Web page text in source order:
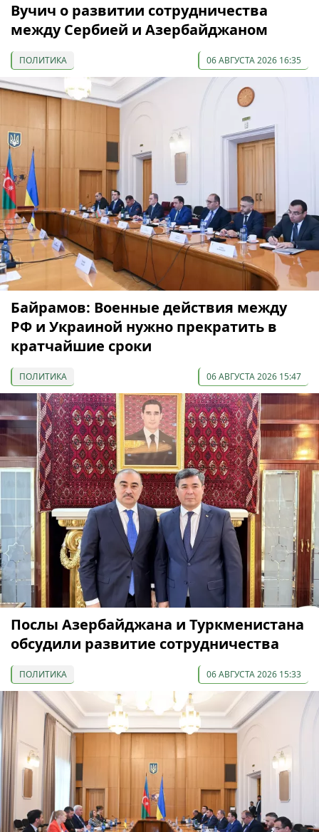
Вучич о развитии сотрудничества
между Сербией и Азербайджаном
ПОЛИТИКА 06 АВГУСТА 2026 16:35
Байрамов: Военные действия между
РФ и Украиной нужно прекратить в
кратчайшие сроки
ПОЛИТИКА 06 АВГУСТА 2026 15:47
Послы Азербайджана и Туркменистана
обсудили развитие сотрудничества
ПОЛИТИКА 06 АВГУСТА 2026 15:33